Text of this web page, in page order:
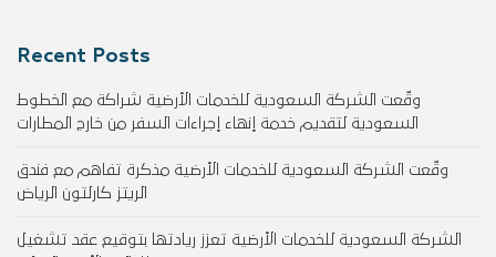
Recent Posts
وقّعت الشركة السعودية للخدمات الأرضية شراكة مع الخطوط
السعودية لتقديم خدمة إنهاء إجراءات السفر من خارج المطارات
وقّعت الشركة السعودية للخدمات الأرضية مذكرة تفاهم مع فندق
الريتز كارلتون الرياض
الشركة السعودية للخدمات الأرضية تعزز ريادتها بتوقيع عقد تشغيل